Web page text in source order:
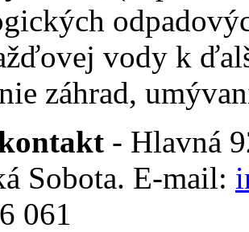
vody k
záhrad,
- Hlavná
Sobota. E-mail:
061